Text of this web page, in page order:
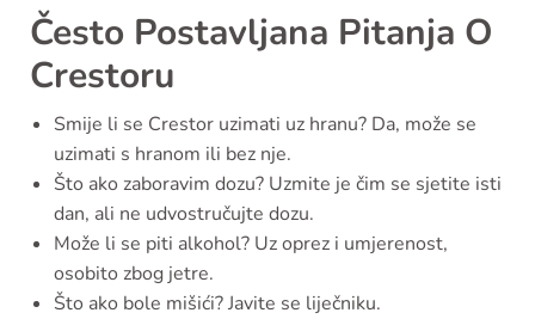
Često Postavljana Pitanja O
Crestoru
Smije li se Crestor uzimati uz hranu? Da, može se
uzimati s hranom ili bez nje.
Što ako zaboravim dozu? Uzmite je čim se sjetite isti
dan, ali ne udvostručujte dozu.
Može li se piti alkohol? Uz oprez i umjerenost,
osobito zbog jetre.
Što ako bole mišići? Javite se liječniku.